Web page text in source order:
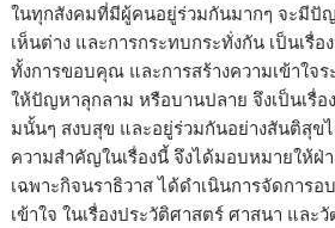
ในทุกสังคมที่มีผู้คนอยู่ร่วมกันมากๆ จะมีปั
เห็นต่าง และการกระทบกระทั่งกัน เป็นเรื่
ทั้งการขอบคุณ และการสร้างความเข้าใจ
ให้ปัญหาลุกลาม หรือบานปลาย จึงเป็นเรื่
มนั้นๆ สงบสุข และอยู่ร่วมกันอย่างสันติสุข
ความสำคัญในเรื่องนี้ จึงได้มอบหมายให้ฝ่
เฉพาะกิจนราธิวาส ได้ดำเนินการจัดการอ
เข้าใจ ในเรื่องประวัติศาสตร์ ศาสนา แล